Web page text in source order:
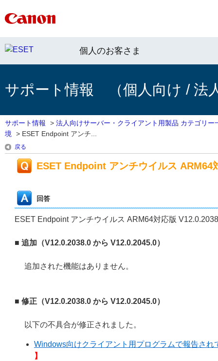
個人のお客さま
サポート情報 （個人向け / 法
サポート情報 > 法人向けサーバー・クライアント用製品 カテゴリー
境
> ESET Endpoint アンチ...
戻る
ESET Endpoint アンチウイルス
回答
ESET Endpoint アンチウイルス ARM64対応版
■ 追加（V12.0.2038.0 から V12.0.2045.0）
追加された機能はありません。
■ 修正（V12.0.2038.0 から V12.0.2045.0）
以下の不具合が修正されました。
Windows向けクライアント用プログラムで報告さ
】